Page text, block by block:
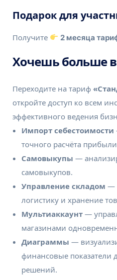
Подарок для
Получите 2 месяца
Хочешь больше
Переходите на тариф
откройте доступ ко всем
эффективного ведения
Импорт себестоимости
точного расчёта
Самовыкупы —
самовыкупов.
Управление складом —
логистику и хранение
Мультиаккаунт —
магазинами
Диаграммы —
финансовые показатели
решений.